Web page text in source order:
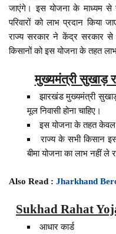
जाएंगे। इस योजना के माध्यम
परिवारों को लाभ प्रदान किया
राज्य सरकार ने केंद्र सरकार से
किसानों को इस योजना के तहत
मुख्यमंत्री सुखाड़
झारखंड मुख्यमंत्री
मूल निवासी होना चाहिए।
इस योजना के तहत केवल
राज्य के सभी किसान
बीमा योजना का लाभ नहीं ले
Also Read :Jharkhand
Sukhad Rahat
आधार कार्ड